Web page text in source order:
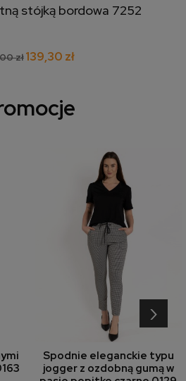
stójką bordowa 7252
zł139,30 zł
Spodnie eleganckie typu
jogger z ozdobną gumą w
›